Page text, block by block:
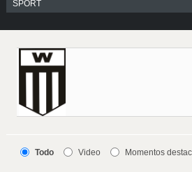
Todo Video
Momentos